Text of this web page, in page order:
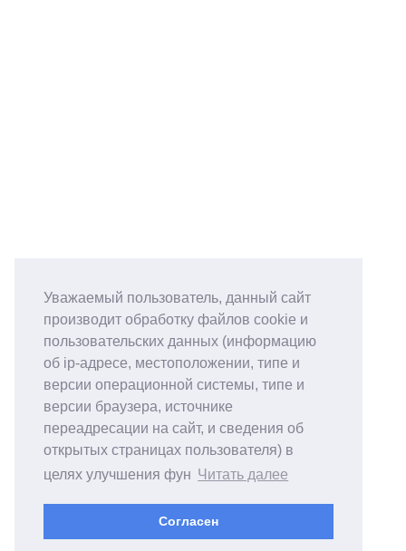
Уважаемый пользователь, данный сайт
производит обработку файлов cookie и
пользовательских данных (информацию
об ip-адресе, местоположении, типе и
версии операционной системы, типе и
версии браузера, источнике
переадресации на сайт, и сведения об
открытых страницах пользователя) в
целях улучшения фун Читать далее
Согласен